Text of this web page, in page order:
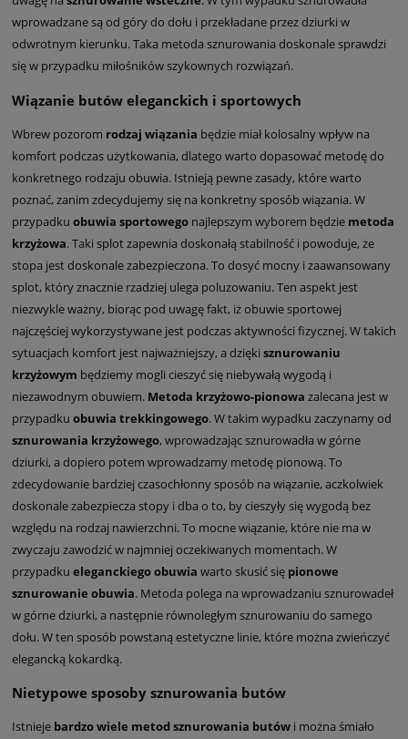
wprowadzane są od góry do dołu i przekładane przez dziurki w
odwrotnym kierunku. Taka metoda sznurowania doskonale sprawdzi
się w przypadku miłośników szykownych rozwiązań.
Wiązanie butów eleganckich i sportowych
Wbrew pozorom rodzaj wiązania będzie miał kolosalny wpływ na
komfort podczas użytkowania, dlatego warto dopasować metodę do
konkretnego rodzaju obuwia. Istnieją pewne zasady, które warto
poznać, zanim zdecydujemy się na konkretny sposób wiązania. W
przypadku obuwia sportowego najlepszym wyborem będzie metoda
krzyżowa. Taki splot zapewnia doskonałą stabilność i powoduje, że
stopa jest doskonale zabezpieczona. To dosyć mocny i zaawansowany
splot, który znacznie rzadziej ulega poluzowaniu. Ten aspekt jest
niezwykle ważny, biorąc pod uwagę fakt, iż obuwie sportowej
najczęściej wykorzystywane jest podczas aktywności fizycznej. W takich
sytuacjach komfort jest najważniejszy, a dzięki sznurowaniu
krzyżowym będziemy mogli cieszyć się niebywałą wygodą i
niezawodnym obuwiem. Metoda krzyżowo-pionowa zalecana jest w
przypadku obuwia trekkingowego. W takim wypadku zaczynamy od
sznurowania krzyżowego, wprowadzając sznurowadła w górne
dziurki, a dopiero potem wprowadzamy metodę pionową. To
zdecydowanie bardziej czasochłonny sposób na wiązanie, aczkolwiek
doskonale zabezpiecza stopy i dba o to, by cieszyły się wygodą bez
względu na rodzaj nawierzchni. To mocne wiązanie, które nie ma w
zwyczaju zawodzić w najmniej oczekiwanych momentach. W
przypadku eleganckiego obuwia warto skusić się pionowe
sznurowanie obuwia. Metoda polega na wprowadzaniu sznurowadeł
w górne dziurki, a następnie równoległym sznurowaniu do samego
dołu. W ten sposób powstaną estetyczne linie, które można zwieńczyć
elegancką kokardką.
Nietypowe sposoby sznurowania butów
Istnieje bardzo wiele metod sznurowania butów i można śmiało